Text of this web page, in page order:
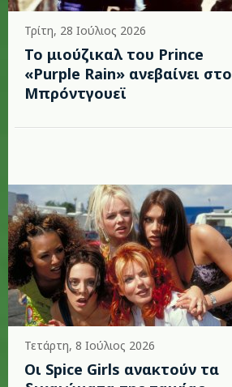
Τρίτη, 28 Ιούλιος 2026
Το μιούζικαλ του Prince
«Purple Rain» ανεβαίνει στο
Μπρόντγουεϊ
Τετάρτη, 8 Ιούλιος 2026
Οι Spice Girls ανακτούν τα